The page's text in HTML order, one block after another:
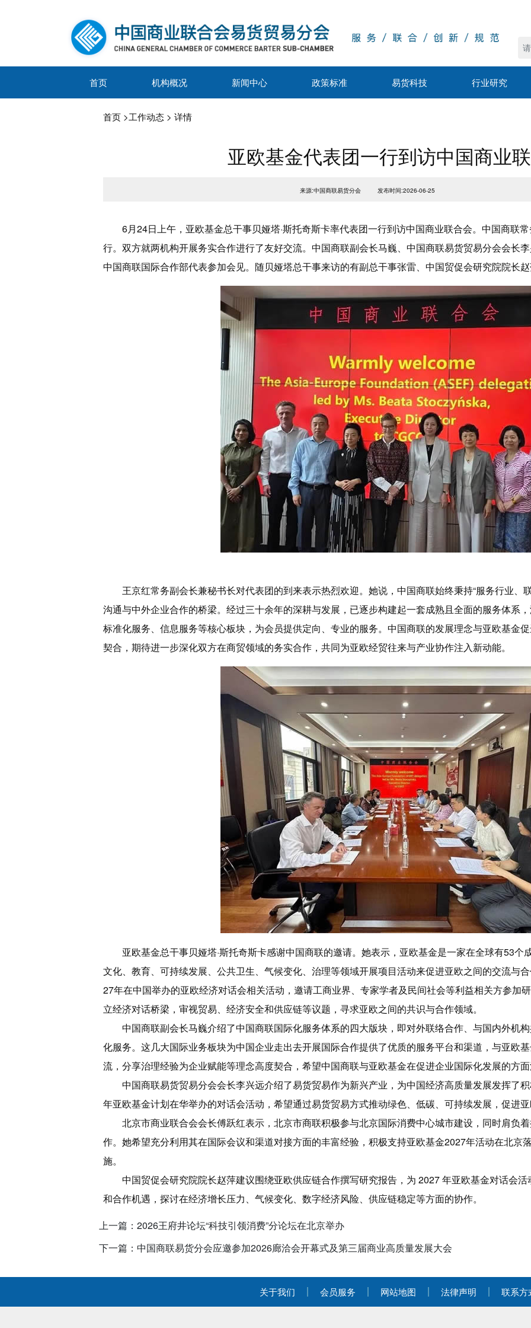
首页 机构概况 新闻中心 政策标准 易货科技 行业研究
首页 >工作动态 > 详情
亚欧基金代表团一行到访中国商业
来源:中国商联易货分会 发布时间:2026-06-25
6月24日上午，亚欧基金总干事贝娅塔·斯托奇斯卡率代表团一行到访中国商业联合会。中国商联
行。双方就两机构开展务实合作进行了友好交流。中国商联副会长马巍、中国商联易货贸易分会会长
中国商联国际合作部代表参加会见。随贝娅塔总干事来访的有副总干事张雷、中国贸促会研究院院长
王京红常务副会长兼秘书长对代表团的到来表示热烈欢迎。她说，中国商联始终秉持“服务行业、
沟通与中外企业合作的桥梁。经过三十余年的深耕与发展，已逐步构建起一套成熟且全面的服务体系
标准化服务、信息服务等核心板块，为会员提供定向、专业的服务。中国商联的发展理念与亚欧基金
契合，期待进一步深化双方在商贸领域的务实合作，共同为亚欧经贸往来与产业协作注入新动能。
亚欧基金总干事贝娅塔·斯托奇斯卡感谢中国商联的邀请。她表示，亚欧基金是一家在全球有53个
文化、教育、可持续发展、公共卫生、气候变化、治理等领域开展项目活动来促进亚欧之间的交流与
27年在中国举办的亚欧经济对话会相关活动，邀请工商业界、专家学者及民间社会等利益相关方参加
立经济对话桥梁，审视贸易、经济安全和供应链等议题，寻求亚欧之间的共识与合作领域。
中国商联副会长马巍介绍了中国商联国际化服务体系的四大版块，即对外联络合作、与国内外机
化服务。这几大国际业务板块为中国企业走出去开展国际合作提供了优质的服务平台和渠道，与亚欧
流，分享治理经验为企业赋能等理念高度契合，希望中国商联与亚欧基金在促进企业国际化发展的方
中国商联易货贸易分会会长李兴远介绍了易货贸易作为新兴产业，为中国经济高质量发展发挥了
年亚欧基金计划在华举办的对话会活动，希望通过易货贸易方式推动绿色、低碳、可持续发展，促进
北京市商业联合会会长傅跃红表示，北京市商联积极参与北京国际消费中心城市建设，同时肩负
作。她希望充分利用其在国际会议和渠道对接方面的丰富经验，积极支持亚欧基金2027年活动在北京
施。
中国贸促会研究院院长赵萍建议围绕亚欧供应链合作撰写研究报告，为 2027 年亚欧基金对话会
和合作机遇，探讨在经济增长压力、气候变化、数字经济风险、供应链稳定等方面的协作。
上一篇：2026王府井论坛“科技引领消费”分论坛在北京举办
下一篇：中国商联易货分会应邀参加2026廊洽会开幕式及第三届商业高质量发展大会
关于我们 会员服务 网站地图 法律声明 联系方